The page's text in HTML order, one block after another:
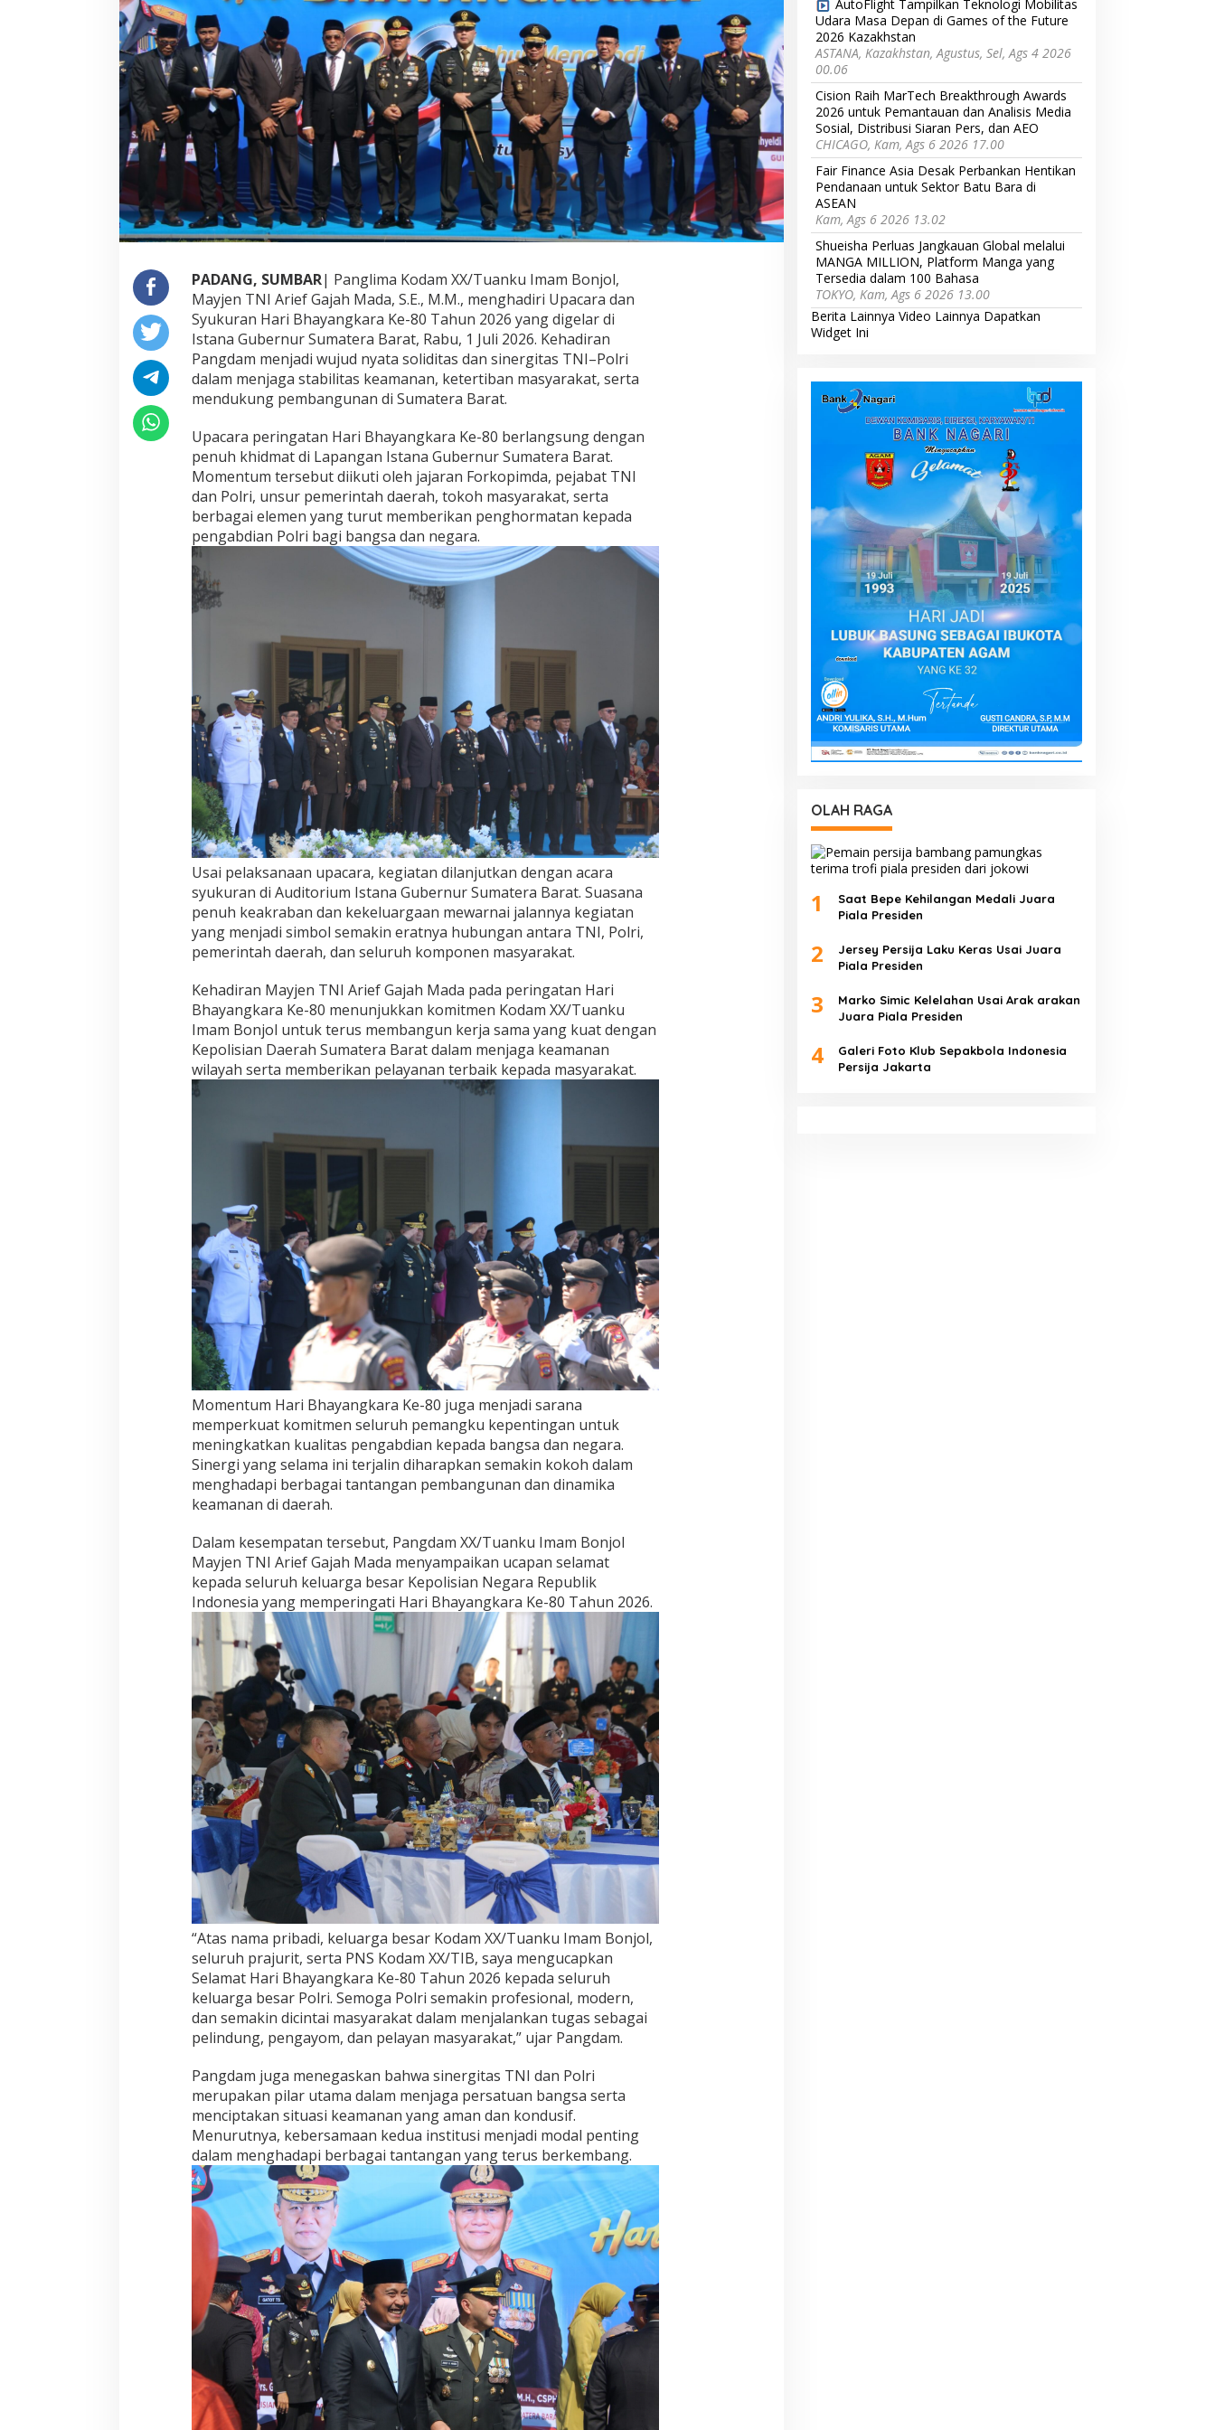
B
r
s
a
m
a
F
o
o
p
i
m
a
H
d
i
r
P
e
i
n
g
a
t
a
n
H
n
g
k
a
r
K
e
-
8
0
d
i
I
t
a
a
G
u
b
e
e
r
a
B
a
a
t
PADANG, SUMBAR| Panglima Kodam XX/Tuanku Imam Bonjol,
Mayjen TNI Arief Gajah Mada, S.E., M.M., menghadiri Upacara dan
Syukuran Hari Bhayangkara Ke-80 Tahun 2026 yang digelar di
Istana Gubernur Sumatera Barat, Rabu, 1 Juli 2026. Kehadiran
Pangdam menjadi wujud nyata soliditas dan sinergitas TNI–Polri
dalam menjaga stabilitas keamanan, ketertiban masyarakat, serta
mendukung pembangunan di Sumatera Barat.
Upacara peringatan Hari Bhayangkara Ke-80 berlangsung dengan
penuh khidmat di Lapangan Istana Gubernur Sumatera Barat.
Momentum tersebut diikuti oleh jajaran Forkopimda, pejabat TNI
dan Polri, unsur pemerintah daerah, tokoh masyarakat, serta
berbagai elemen yang turut memberikan penghormatan kepada
pengabdian Polri bagi bangsa dan negara.
Usai pelaksanaan upacara, kegiatan dilanjutkan dengan acara
syukuran di Auditorium Istana Gubernur Sumatera Barat. Suasana
penuh keakraban dan kekeluargaan mewarnai jalannya kegiatan
yang menjadi simbol semakin eratnya hubungan antara TNI, Polri,
pemerintah daerah, dan seluruh komponen masyarakat.
Kehadiran Mayjen TNI Arief Gajah Mada pada peringatan Hari
Bhayangkara Ke-80 menunjukkan komitmen Kodam XX/Tuanku
Imam Bonjol untuk terus membangun kerja sama yang kuat dengan
Kepolisian Daerah Sumatera Barat dalam menjaga keamanan
wilayah serta memberikan pelayanan terbaik kepada masyarakat.
Momentum Hari Bhayangkara Ke-80 juga menjadi sarana
memperkuat komitmen seluruh pemangku kepentingan untuk
meningkatkan kualitas pengabdian kepada bangsa dan negara.
Sinergi yang selama ini terjalin diharapkan semakin kokoh dalam
menghadapi berbagai tantangan pembangunan dan dinamika
keamanan di daerah.
Dalam kesempatan tersebut, Pangdam XX/Tuanku Imam Bonjol
Mayjen TNI Arief Gajah Mada menyampaikan ucapan selamat
kepada seluruh keluarga besar Kepolisian Negara Republik
Indonesia yang memperingati Hari Bhayangkara Ke-80 Tahun 2026.
“Atas nama pribadi, keluarga besar Kodam XX/Tuanku Imam Bonjol,
seluruh prajurit, serta PNS Kodam XX/TIB, saya mengucapkan
Selamat Hari Bhayangkara Ke-80 Tahun 2026 kepada seluruh
keluarga besar Polri. Semoga Polri semakin profesional, modern,
dan semakin dicintai masyarakat dalam menjalankan tugas sebagai
pelindung, pengayom, dan pelayan masyarakat,” ujar Pangdam.
Pangdam juga menegaskan bahwa sinergitas TNI dan Polri
merupakan pilar utama dalam menjaga persatuan bangsa serta
menciptakan situasi keamanan yang aman dan kondusif.
Menurutnya, kebersamaan kedua institusi menjadi modal penting
dalam menghadapi berbagai tantangan yang terus berkembang.
AutoFlight Tampilkan Teknologi Mobilitas
Udara Masa Depan di Games of the Future
2026 Kazakhstan
ASTANA, Kazakhstan, Agustus, Sel, Ags 4 2026
00.06
Cision Raih MarTech Breakthrough Awards
2026 untuk Pemantauan dan Analisis Media
Sosial, Distribusi Siaran Pers, dan AEO
CHICAGO, Kam, Ags 6 2026 17.00
Fair Finance Asia Desak Perbankan Hentikan
Pendanaan untuk Sektor Batu Bara di
ASEAN
Kam, Ags 6 2026 13.02
Shueisha Perluas Jangkauan Global melalui
MANGA MILLION, Platform Manga yang
Tersedia dalam 100 Bahasa
TOKYO, Kam, Ags 6 2026 13.00
Berita Lainnya Video Lainnya Dapatkan
Widget Ini
OLAH RAGA
1
Saat Bepe Kehilangan Medali Juara
Piala Presiden
2
Jersey Persija Laku Keras Usai Juara
Piala Presiden
3
Marko Simic Kelelahan Usai Arak arakan
Juara Piala Presiden
4
Galeri Foto Klub Sepakbola Indonesia
Persija Jakarta